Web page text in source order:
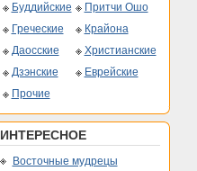
Буддийские
Притчи Ошо
Греческие
Крайона
Даосские
Христианские
Дзэнские
Еврейские
Прочие
ИНТЕРЕСНОЕ
Восточные мудрецы